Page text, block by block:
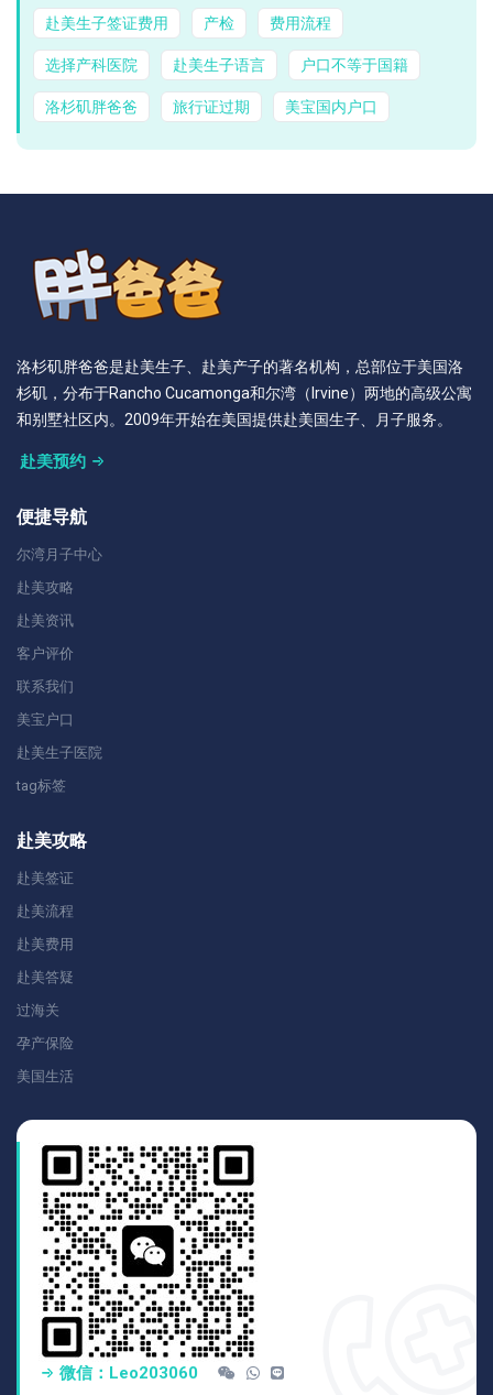
赴美生子签证费用 产检 费用流程
选择产科医院 赴美生子语言 户口不等于国籍
洛杉矶胖爸爸 旅行证过期 美宝国内户口
洛杉矶胖爸爸是赴美生子、赴美产子的著名机构，总部位于美国洛
杉矶，分布于Rancho Cucamonga和尔湾（Irvine）两地的高级公寓
和别墅社区内。2009年开始在美国提供赴美国生子、月子服务。
赴美预约
便捷导航
尔湾月子中心
赴美攻略
赴美资讯
客户评价
联系我们
美宝户口
赴美生子医院
tag标签
赴美攻略
赴美签证
赴美流程
赴美费用
赴美答疑
过海关
孕产保险
美国生活
微信：Leo203060